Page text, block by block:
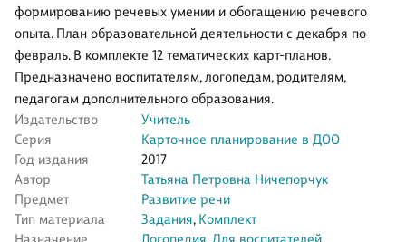
формированию речевых умении и обогащению речевого
опыта. План образовательной деятельности с декабря по
февраль. В комплекте 12 тематических карт-планов.
Предназначено воспитателям, логопедам, родителям,
педагогам дополнительного образования.
Издательство
Учитель
Серия
Карточное планирование в ДОО
Год издания
2017
Автор
Татьяна Петровна Ничепорчук
Предмет
Развитие речи
Тип материала
Задания, Комплект